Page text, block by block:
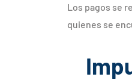
Los pagos se
quienes se